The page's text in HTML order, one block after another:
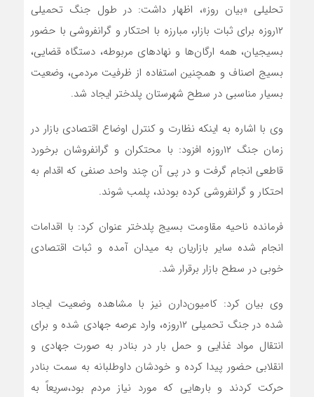
تحلیلی «بیان روز»، اظهار داشت: در طول جنگ تحمیلی
۱۲روزه برای ثبات بازار، مبارزه با احتکار و گرانفروشی با حضور
بسیجیان، همه ارگان‌ها و نهادهای مربوطه، دستگاه قضایی،
بسیج اصناف و همچنین استفاده از ظرفیت مردمی، وضعیت
بسیار مناسبی در سطح شهرستان پلدختر ایجاد شد.
وی با اشاره به اینکه نظارت و کنترل اوضاع اقتصادی بازار در
زمان جنگ ۱۲روزه افزود: با محتکران و گرانفروشان برخورد
قاطعی انجام گرفت و در پی آن چند واحد صنفی که اقدام به
احتکار و گرانفروشی کرده بودند، پلمب شوند.
فرمانده ناحیه مقاومت بسیج پلدختر عنوان کرد: با اقدامات
انجام شده سایر بازاریان به میدان آمده و ثبات اقتصادی
خوبی در سطح بازار برقرار شد.
وی بیان کرد: کامیون‌دارن نیز با مشاهده وضعیت ایجاد
شده در جنگ تحمیلی ۱۲روزه، وارد عرصه جهادی شده و برای
انتقال مواد غذایی و حمل بار در بنادر به صورت جهادی و
انقلابی حضور پیدا کرده و خودشان داوطلبانه به سمت بنادر
حرکت کردند و بارهایی که مورد نیاز مردم بود،سریعاً به